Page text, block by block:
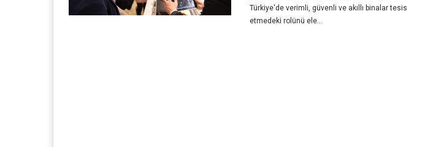
Türkiye'de verimli, güvenli ve akıllı binalar tesis
etmedeki rolünü ele...